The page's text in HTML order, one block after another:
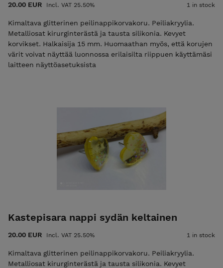
20.00 EUR Incl. VAT 25.50% 1 in stock
Kimaltava glitterinen peilinappikorvakoru. Peiliakryylia.
Metalliosat kirurginterästä ja tausta silikonia. Kevyet
korvikset. Halkaisija 15 mm. Huomaathan myös, että korujen
värit voivat näyttää luonnossa erilaisilta riippuen käyttämäsi
laitteen näyttöasetuksista
Kastepisara nappi sydän keltainen
20.00 EUR Incl. VAT 25.50% 1 in stock
Kimaltava glitterinen peilinappikorvakoru. Peiliakryylia.
Metalliosat kirurginterästä ja tausta silikonia. Kevyet